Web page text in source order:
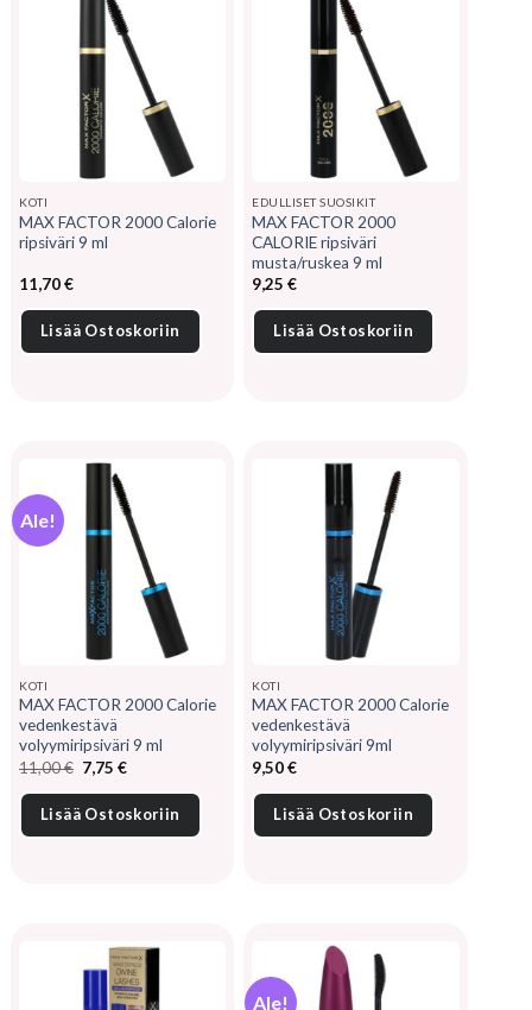
KOTI
MAX FACTOR 2000 Calorie
ripsiväri 9 ml
11,70€
Lisää Ostoskoriin
EDULLISET SUOSIKIT
MAX FACTOR 2000
CALORIE ripsiväri
musta/ruskea 9 ml
9,25€
Lisää Ostoskoriin
Ale!
KOTI
MAX FACTOR 2000 Calorie
vedenkestävä
volyymiripsiväri 9 ml
11,00€ Alkuperäinen
hinta
oli:
11,00 €.
7,75€Nykyinen
on:
7,75 €.
Lisää Ostoskoriin
KOTI
MAX FACTOR 2000 Calorie
vedenkestävä
volyymiripsiväri 9ml
9,50€
Lisää Ostoskoriin
Ale!